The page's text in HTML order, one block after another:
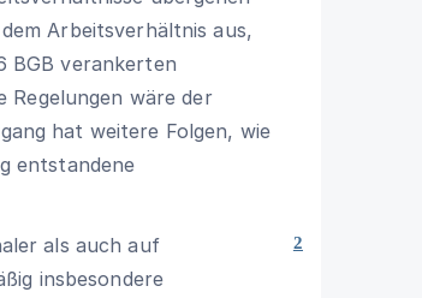
Arbeitsverhältnis aus,
BGB verankerten
Regelungen wäre der
hat weitere Folgen, wie
entstandene
2
als auch auf
insbesondere